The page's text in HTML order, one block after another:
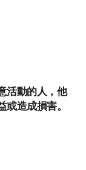
活動的人，他
造成損害。